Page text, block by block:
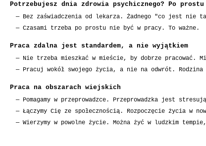
Potrzebujesz dnia zdrowia psychicznego? Po prostu
— Bez zaświadczenia od lekarza. Żadnego "co jest nie
— Czasami trzeba po prostu nie być w pracy. To ważne.
Praca zdalna jest standardem, a nie wyjątkiem
— Nie trzeba mieszkać w mieście, by dobrze pracować.
— Pracuj wokół swojego życia, a nie na odwrót. Rodzina
Praca na obszarach wiejskich
— Pomagamy w przeprowadzce. Przeprowadzka jest
— Łączymy Cię ze społecznością. Rozpoczęcie życia w
— Wierzymy w powolne życie. Można żyć w ludzkim